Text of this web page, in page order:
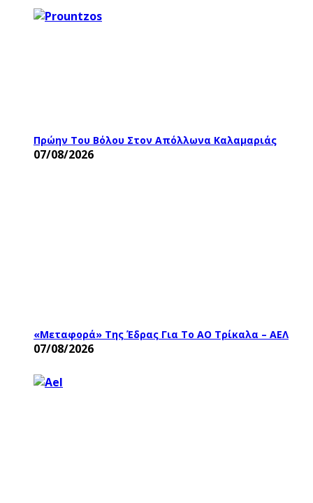
Πρώην Του Βόλου Στον Απόλλωνα Καλαμαριάς
07/08/2026
«Μεταφορά» Της Έδρας Για Το ΑΟ Τρίκαλα – ΑΕΛ
07/08/2026